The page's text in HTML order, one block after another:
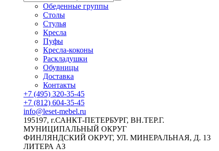
Обеденные группы
Столы
Стулья
Кресла
Пуфы
Кресла-коконы
Раскладушки
Обувницы
Доставка
Контакты
+7 (495) 320-35-45
+7 (812) 604-35-45
info@leset-mebel.ru
195197, г.САНКТ-ПЕТЕРБУРГ, ВН.ТЕР.Г.
МУНИЦИПАЛЬНЫЙ ОКРУГ
ФИНЛЯНДСКИЙ ОКРУГ, УЛ. МИНЕРАЛЬНАЯ, Д. 13
ЛИТЕРА АЗ